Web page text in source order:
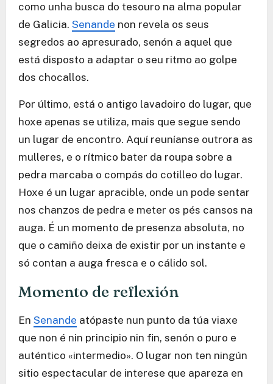
como unha busca do tesouro na alma popular
de Galicia. Senande non revela os seus
segredos ao apresurado, senón a aquel que
está disposto a adaptar o seu ritmo ao golpe
dos chocallos.
Por último, está o antigo lavadoiro do lugar, que
hoxe apenas se utiliza, mais que segue sendo
un lugar de encontro. Aquí reuníanse outrora as
mulleres, e o rítmico bater da roupa sobre a
pedra marcaba o compás do cotilleo do lugar.
Hoxe é un lugar apracible, onde un pode sentar
nos chanzos de pedra e meter os pés cansos na
auga. É un momento de presenza absoluta, no
que o camiño deixa de existir por un instante e
só contan a auga fresca e o cálido sol.
Momento de reflexión
En Senande atópaste nun punto da túa viaxe
que non é nin principio nin fin, senón o puro e
auténtico «intermedio». O lugar non ten ningún
sitio espectacular de interese que apareza en